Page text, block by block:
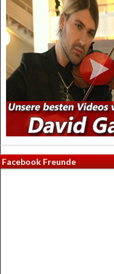
Facebook Freunde